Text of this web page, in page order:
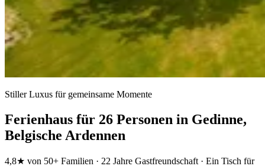
Stiller Luxus für gemeinsame Momente
Ferienhaus für 26 Personen in Gedinne,
Belgische Ardennen
4,8★ von 50+ Familien · 22 Jahre Gastfreundschaft · Ein Tisch für